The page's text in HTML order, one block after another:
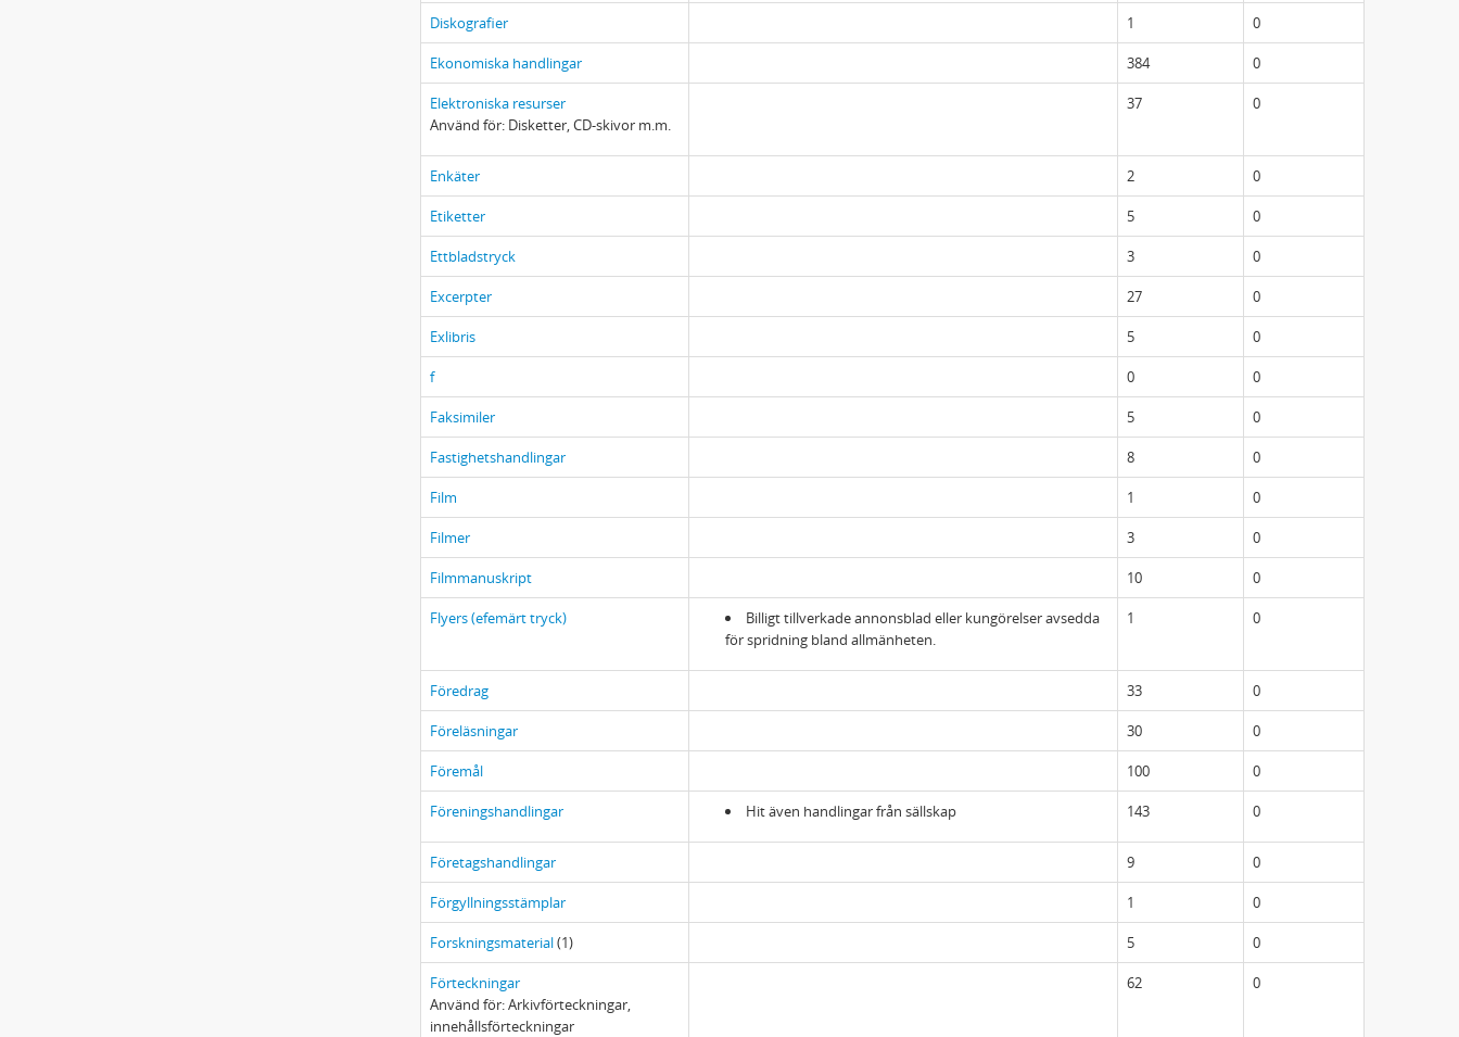
Diskografier 1 0
Ekonomiska handlingar 384 0
Elektroniska resurser
Använd för: Disketter, CD-skivor m.m.
37 0
Enkäter 2 0
Etiketter 5 0
Ettbladstryck 3 0
Excerpter 27 0
Exlibris 5 0
f 0 0
Faksimiler 5 0
Fastighetshandlingar 8 0
Film 1 0
Filmer 3 0
Filmmanuskript 10 0
Flyers (efemärt tryck)
Billigt tillverkade annonsblad eller kungörelser avsedda
för spridning bland allmänheten.
1 0
Föredrag 33 0
Föreläsningar 30 0
Föremål 100 0
Föreningshandlingar Hit även handlingar från sällskap 143 0
Företagshandlingar 9 0
Förgyllningsstämplar 1 0
Forskningsmaterial(1) 5 0
Förteckningar
Använd för: Arkivförteckningar,
innehållsförteckningar
62 0